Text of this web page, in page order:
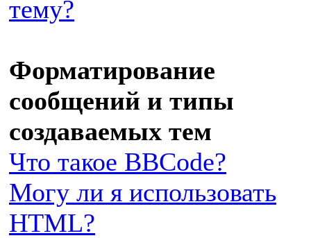
тему?
Форматирование
сообщений и типы
создаваемых тем
Что такое BBCode?
Могу ли я использовать
HTML?